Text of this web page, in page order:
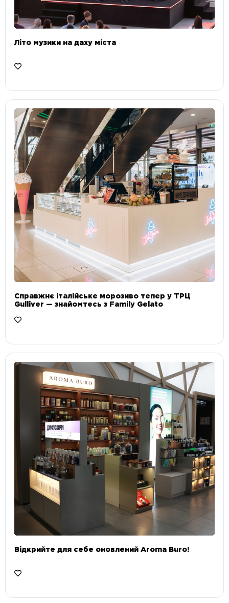
Літо музики на даху міста
Справжнє італійське морозиво тепер у ТРЦ
Gulliver — знайомтесь з Family Gelato
Відкрийте для себе оновлений Aroma Buro! ⠀